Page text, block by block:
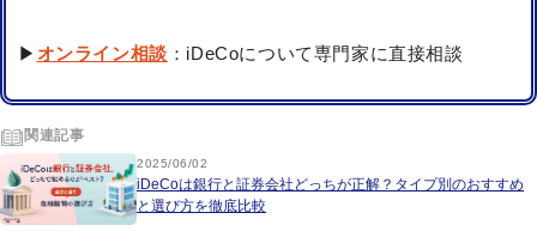
▶ オンライン相談 ：iDeCoについて専門家に直接相談
関連記事
2025/06/02
iDeCoは銀行と証券会社どっちが正解？タイプ別のおすすめ
と選び方を徹底比較